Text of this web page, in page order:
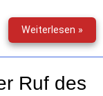
Weiterlesen »
(0)
Die
Ruf des